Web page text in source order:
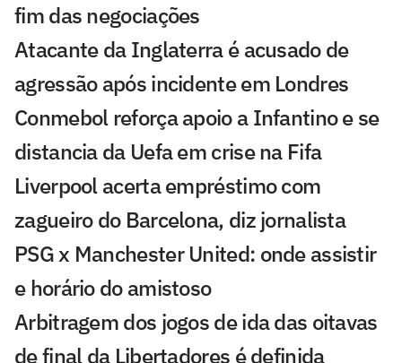
fim das negociações
Atacante da Inglaterra é acusado de
agressão após incidente em Londres
Conmebol reforça apoio a Infantino e se
distancia da Uefa em crise na Fifa
Liverpool acerta empréstimo com
zagueiro do Barcelona, diz jornalista
PSG x Manchester United: onde assistir
e horário do amistoso
Arbitragem dos jogos de ida das oitavas
de final da Libertadores é definida